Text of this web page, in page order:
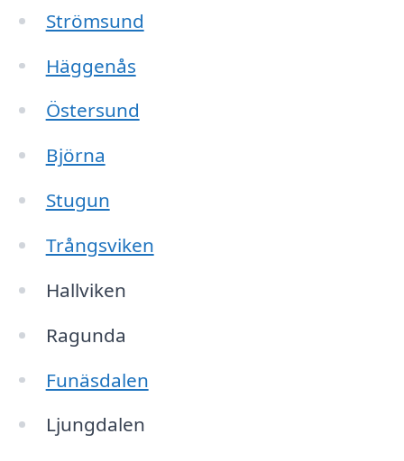
Strömsund
Häggenås
Östersund
Björna
Stugun
Trångsviken
Hallviken
Ragunda
Funäsdalen
Ljungdalen